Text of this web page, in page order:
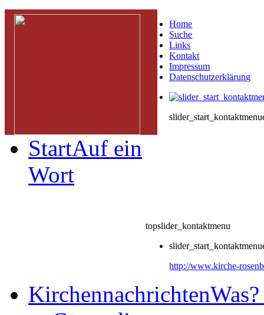
Home
Suche
Links
Kontakt
Impressum
Datenschutzerklärung
topslider_kontaktmenu
http://www.kirche-
StartAuf ein
Wort
Kirchennachrichten